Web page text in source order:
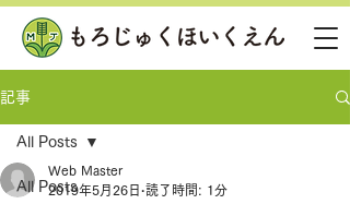
記事
All Posts
All Posts
Web Master
2019年5月26日 読了時間: 1分